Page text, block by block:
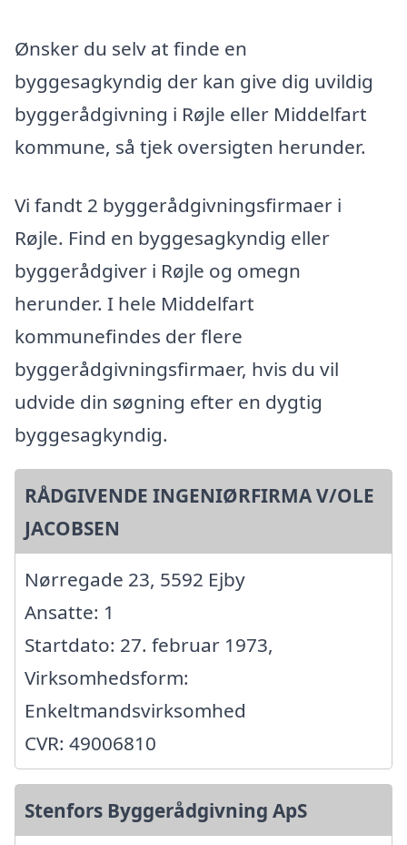
Ønsker du selv at finde en
byggesagkyndig der kan give dig uvildig
byggerådgivning i Røjle eller Middelfart
kommune, så tjek oversigten herunder.
Vi fandt 2 byggerådgivningsfirmaer i
Røjle. Find en byggesagkyndig eller
byggerådgiver i Røjle og omegn
herunder. I hele Middelfart
kommunefindes der flere
byggerådgivningsfirmaer, hvis du vil
udvide din søgning efter en dygtig
byggesagkyndig.
RÅDGIVENDE INGENIØRFIRMA V/OLE
JACOBSEN
Nørregade 23, 5592 Ejby
Ansatte: 1
Startdato: 27. februar 1973,
Virksomhedsform:
Enkeltmandsvirksomhed
CVR: 49006810
Stenfors Byggerådgivning ApS